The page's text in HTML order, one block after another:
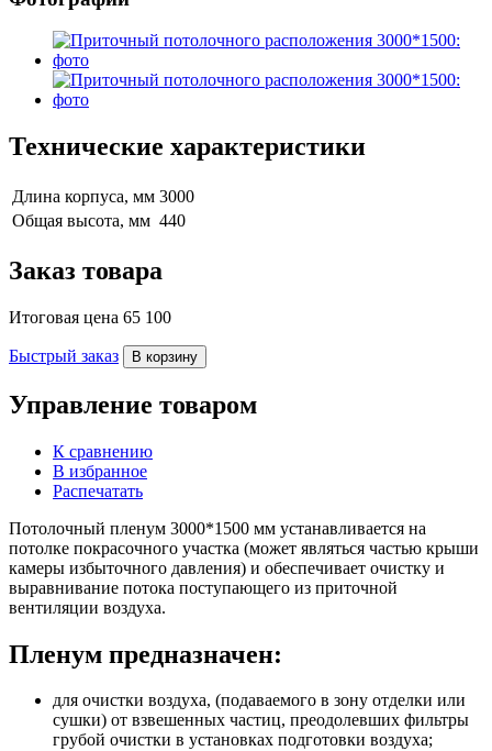
Технические характеристики
Длина корпуса, мм 3000
Общая высота, мм 440
Заказ товара
Итоговая цена 65 100
Быстрый заказ В корзину
Управление товаром
К сравнению
В избранное
Распечатать
Потолочный пленум 3000*1500 мм устанавливается на
потолке покрасочного участка (может являться частью крыши
камеры избыточного давления) и обеспечивает очистку и
выравнивание потока поступающего из приточной
вентиляции воздуха.
Пленум предназначен:
для очистки воздуха, (подаваемого в зону отделки или
сушки) от взвешенных частиц, преодолевших фильтры
грубой очистки в установках подготовки воздуха;